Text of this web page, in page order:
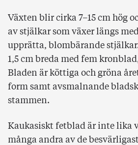
Växten blir cirka 7–15 cm hög
av stjälkar som växer längs
upprätta, blombärande
1,5 cm breda med fem
Bladen är köttiga och gröna
form samt avsmalnande
stammen.
Kaukasiskt fetblad är inte lika
många andra av de